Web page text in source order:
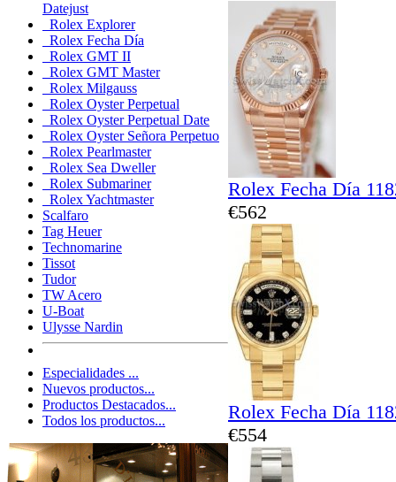
Datejust
Rolex Explorer
Rolex Fecha Día
Rolex GMT II
Rolex GMT Master
Rolex Milgauss
Rolex Oyster Perpetual
Rolex Oyster Perpetual Date
Rolex Oyster Señora Perpetuo
Rolex Pearlmaster
Rolex Sea Dweller
Rolex Submariner
Rolex Yachtmaster
Scalfaro
Tag Heuer
Technomarine
Tissot
Tudor
TW Acero
U-Boat
Ulysse Nardin
Especialidades ...
Nuevos productos...
Productos Destacados...
Todos los productos...
Rolex Fecha Día
€562
Rolex Fecha Día
€554